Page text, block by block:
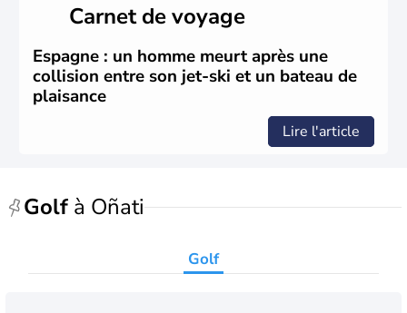
envahissent la péninsule au IIe siècle avant J.C et
apportent leur langue ainsi que leur religion. L'Espagne
s'impose comme la première puissance de l'Europe au
XIème siècle et le reste pendant plus de 100 ans. Madrid
rejoint le pays à partir de 1801 après avoir appartenu au
Portugal. Cette monarchie constitutionnelle intègre
Carnet de voyage
Espagne : un homme meurt après une
collision entre son jet-ski et un bateau de
plaisance
Lire l'article
Golf à Oñati
Golf